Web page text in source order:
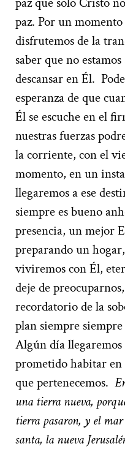
paz. Por un
disfrutemos de la
saber que no
descansar en Él.
esperanza de que
Él se escuche en el
nuestras fuerzas
la corriente, con el
momento, en un
llegaremos a ese
siempre es bueno
presencia, un mejor
preparando un
viviremos con Él,
deje de
recordatorio de la
plan siempre
Algún día llegaremos
prometido habitar
que pertenecemos.
una tierra nueva,
tierra pasaron, y el
santa, la nueva